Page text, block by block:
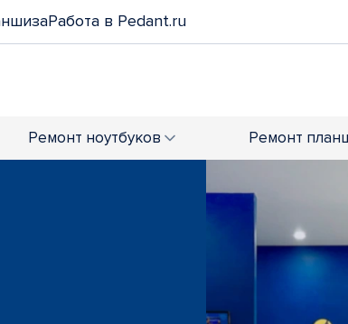
Работа в Pedant.ru
Ремонт ноутбуков Ремонт